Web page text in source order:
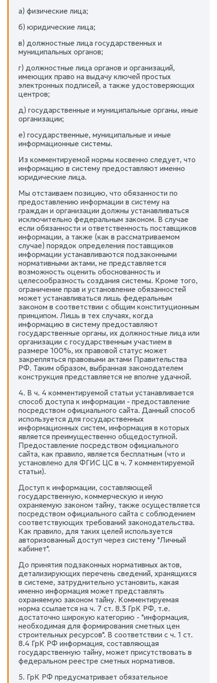
а) физические лица;
б) юридические лица;
в) должностные лица государственных и
муниципальных органов;
г) должностные лица органов и организаций,
имеющих право на выдачу ключей простых
электронных подписей, а также удостоверяющих
центров;
д) государственные и муниципальные органы, иные
организации;
е) государственные, муниципальные и иные
информационные системы.
Из комментируемой нормы косвенно следует, что
информацию в систему предоставляют именно
юридические лица.
Мы отстаиваем позицию, что обязанности по
предоставлению информации в систему на
граждан и организации должны устанавливаться
исключительно федеральным законом. В случае
если обязанности и ответственность поставщиков
информации, а также (как в рассматриваемом
случае) порядок определения поставщиков
информации устанавливаются подзаконными
нормативными актами, не представляется
возможность оценить обоснованность и
целесообразность создания системы. Кроме того,
ограничение прав и установление обязанностей
может устанавливаться лишь федеральным
законом в соответствии с общим конституционным
принципом. Лишь в тех случаях, когда
информацию в систему предоставляют
государственные органы, их должностные лица или
организации с государственным участием в
размере 100%, их правовой статус может
закрепляться правовыми актами Правительства
РФ. Таким образом, выбранная законодателем
конструкция представляется не вполне удачной.
4. В ч. 4 комментируемой статьи устанавливается
способ доступа к информации - предоставление
посредством официального сайта. Данный способ
используется для государственных
информационных систем, информация в которых
является преимущественно общедоступной.
Предоставление посредством официального
сайта, как правило, является бесплатным (что и
установлено для ФГИС ЦС в ч. 7 комментируемой
статьи).
Доступ к информации, составляющей
государственную, коммерческую и иную
охраняемую законом тайну, также осуществляется
посредством официального сайта с соблюдением
соответствующих требований законодательства.
Как правило, для таких целей используется
авторизованный доступ через систему "Личный
кабинет".
До принятия подзаконных нормативных актов,
детализирующих перечень сведений, хранящихся
в системе, затруднительно установить, какая
именно информация может представлять
охраняемую законом тайну. Комментируемая
норма ссылается на ч. 7 ст. 8.3 ГрК РФ, т.е.
достаточно широкую категорию - "информация,
необходимая для формирования сметных цен
строительных ресурсов". В соответствии с ч. 1 ст.
8.4 ГрК РФ информация, составляющая
государственную тайну, может присутствовать в
федеральном реестре сметных нормативов.
5. ГрК РФ предусматривает обязательное